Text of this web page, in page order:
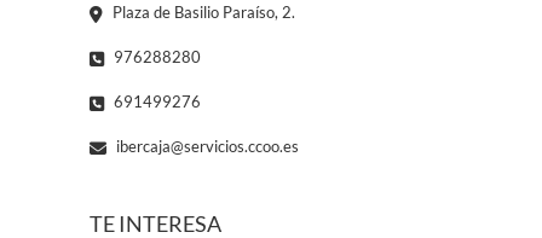
Plaza de Basilio Paraíso, 2.
976288280
691499276
ibercaja@servicios.ccoo.es
TE INTERESA